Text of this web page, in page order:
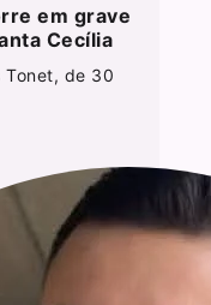
em grave
Cecília
Tonet, de 30